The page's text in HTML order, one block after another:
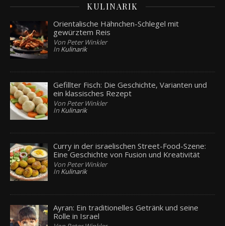
KULINARIK
Orientalische Hähnchen-Schlegel mit
gewürztem Reis
Von Peter Winkler
In Kulinarik
Gefillter Fisch: Die Geschichte, Varianten und
ein klassisches Rezept
Von Peter Winkler
In Kulinarik
Curry in der israelischen Street-Food-Szene:
Eine Geschichte von Fusion und Kreativität
Von Peter Winkler
In Kulinarik
Ayran: Ein traditionelles Getränk und seine
Rolle in Israel